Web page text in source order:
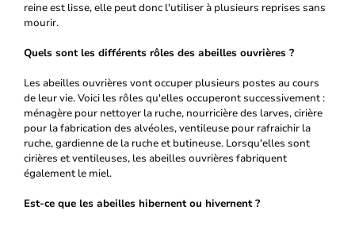
reine est lisse, elle peut donc l'utiliser à plusieurs reprises sans
mourir.
Quels sont les différents rôles des abeilles ouvrières ?
Les abeilles ouvrières vont occuper plusieurs postes au cours
de leur vie. Voici les rôles qu'elles occuperont successivement :
ménagère pour nettoyer la ruche, nourricière des larves, cirière
pour la fabrication des alvéoles, ventileuse pour rafraichir la
ruche, gardienne de la ruche et butineuse. Lorsqu'elles sont
cirières et ventileuses, les abeilles ouvrières fabriquent
également le miel.
Est-ce que les abeilles hibernent ou hivernent ?